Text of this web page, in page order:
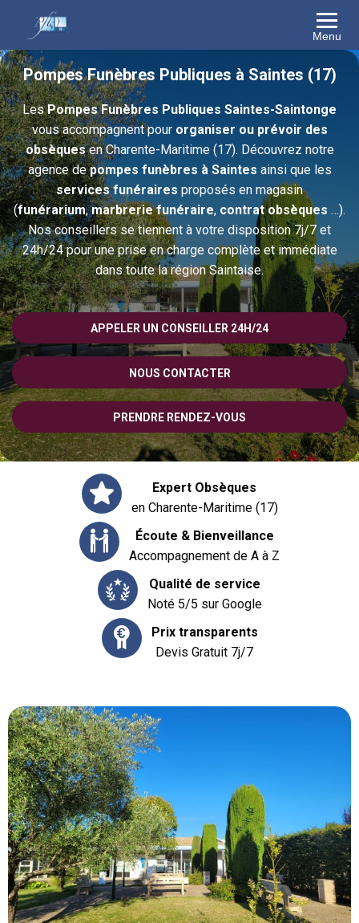
Menu
Pompes Funèbres Publiques à Saintes (17)
LesPompes Funèbres Publiques Saintes-Saintonge
vous accompagnent pour organiser ou prévoir des
obsèquesen Charente-Maritime (17). Découvrez notre
agence depompes funèbres à Saintes ainsi que les
services funéraires proposés en magasin
(funérarium,marbrerie funéraire, contrat obsèques …).
Nos conseillers se tiennent à votre disposition 7j/7 et
24h/24 pour une prise en charge complète et immédiate
dans toute la région Saintaise.
APPELER UN CONSEILLER 24H/24
NOUS CONTACTER
PRENDRE RENDEZ-VOUS
Expert Obsèques
en Charente-Maritime (17)
Écoute & Bienveillance
Accompagnement de A à Z
Qualité de service
Noté 5/5 sur Google
Prix transparents
Devis Gratuit 7j/7